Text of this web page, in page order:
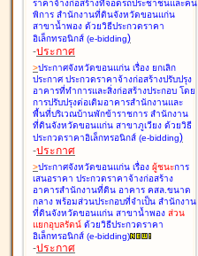
ราคาจ้างก่อสร้างที่จอดรถประชาชนและคน
พิการ สำนักงานที่ดินจังหวัดขอนแก่น
สาขาน้ำพอง ด้วยวิธีประกวดราคา
อิเล็กทรอนิกส์ (e-bidding)
-ประกาศ
>ประกาศจังหวัดขอนแก่น เรื่อง ยกเลิก
ประกาศ ประกวดราคาจ้างก่อสร้างปรับปรุง
อาคารที่ทำการและสิ่งก่อสร้างประกอบ โดย
การปรับปรุงต่อเติมอาคารสำนักงานและ
พื้นที่บริเวณบ้านพักข้าราชการ สำนักงาน
ที่ดินจังหวัดขอนแก่น สาขาภูเวียง ด้วยวิธี
ประกวดราคาอิเล็กทรอนิกส์ (e-bidding)
-ประกาศ
>ประกาศจังหวัดขอนแก่น เรื่อง ผู้ชนะการ
เสนอราคา ประกวดราคาจ้างก่อสร้าง
อาคารสำนักงานที่ดิน อาคาร คสล.ขนาด
กลาง พร้อมส่วนประกอบที่จำเป็น สำนักงาน
ที่ดินจังหวัดขอนแก่น สาขาน้ำพอง ส่วน
แยกอุบลรัตน์ ด้วยวิธีประกวดราคา
อิเล็กทรอนิกส์ (e-bidding)
-ประกาศ